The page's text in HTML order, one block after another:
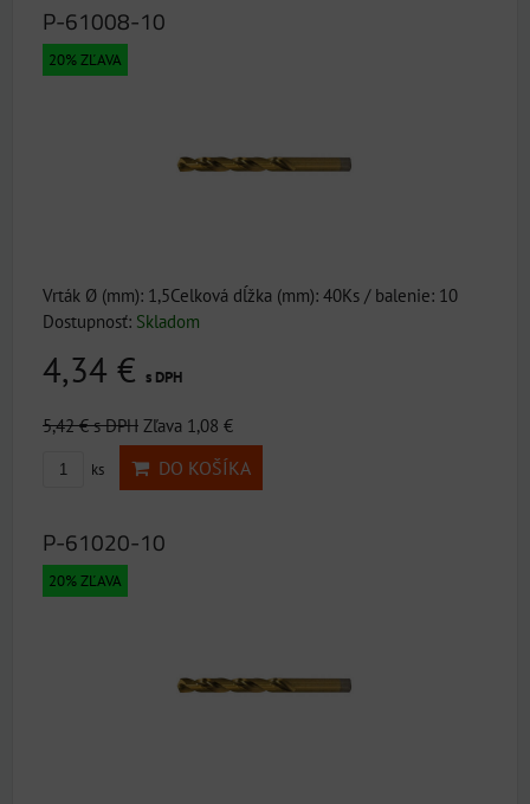
P-61008-10
20% ZĽAVA
Vrták Ø (mm): 1,5Celková dĺžka (mm): 40Ks / balenie: 10
Dostupnosť: Skladom
4,34 € s DPH
5,42 €s DPH Zľava 1,08 €
ks DO KOŠÍKA
P-61020-10
20% ZĽAVA